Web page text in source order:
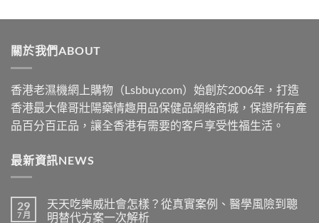
$489
關於我們ABOUT
香港老濕機網上購物（Lsbbuy.com）始創於2006年，打造
香港最大偉哥壯陽藥情趣用品保健品網絡商城，保證所有產
品百分百正品，讓全香港有需要的客戶享受性福生活。
最新資訊NEWS
29
7 月
天天吃樂威壯會怎樣？從真實案例、醫學風險到聰
明替代方案一次解析